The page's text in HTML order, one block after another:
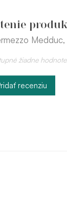
žiadne
recenziu